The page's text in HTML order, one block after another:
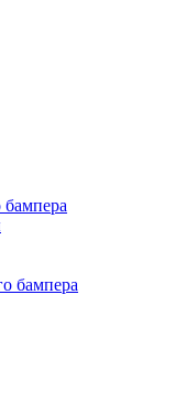
бампера
бампера